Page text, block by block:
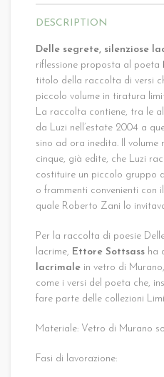
DESCRIPTION
Delle segrete, silenziose
riflessione proposta al poeta
titolo della raccolta di versi
piccolo volume in tiratura
La raccolta contiene, tra le
da Luzi nell’estate 2004 a
sino ad ora inedita. Il volume
cinque, già edite, che Luzi
costituire un piccolo gruppo
o frammenti convenienti con
quale Roberto Zani lo
Per la raccolta di poesie
lacrime, Ettore Sottsass ha
lacrimale in vetro di
come i versi del poeta che,
fare parte delle collezioni
Materiale: Vetro di Murano
Fasi di lavorazione: